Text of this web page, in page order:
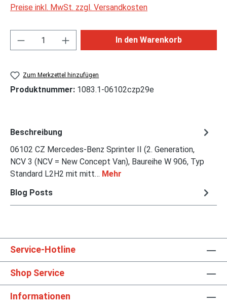
Preise inkl. MwSt. zzgl. Versandkosten
Produkt Anzahl: Gib den gewünschten
In den Warenkorb
Zum Merkzettel hinzufügen
Produktnummer: 1083.1-06102czp29e
Beschreibung
06102 CZ Mercedes-Benz Sprinter II (2. Generation,
NCV 3 (NCV = New Concept Van), Baureihe W 906, Typ
Standard L2H2 mit mitt… Mehr
Blog Posts
Service-Hotline
Shop Service
Informationen